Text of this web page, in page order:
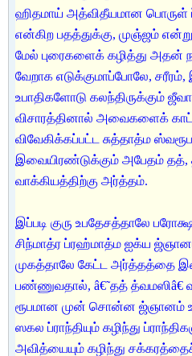
ஹிதமாய் அத்விதீயமான பொருள்
என்கிற பதத்துக்கு, முஞ்ஜம்
மேல் புரைகளைக் கழித்து அதன்
வேறாக எடுக்குமாப்போலே, சரீரம்,
உபாதிகளோடு கலந்திருக்கும்
விசாரத்தினால் அவைகளைக்
விவேகிக்கப்பட்ட சுத்தாத்ம
இவையிரண்டுக்கும் அபேதம் தத்,
வாக்கியத்திற்கு அர்த்தம்.
இப்படி குரு உபதேசத்தாலே
சிந்மாத்ர ப்ரஹ்மாத்ம ஐக்ய ஜ்ஞானம்
முகத்தாலே கேட்ட அர்த்தத்தை
பண்ணுவதால், â€˜தத் த்வமஸிâ€
ரூபமான முன் சொன்ன ஜ்ஞானம்
ஸகல ப்ராந்தியும் கழிந்து
அவித்யையும் கழிந்து